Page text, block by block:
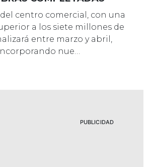
centro comercial, con una
a los siete millones de
entre marzo y abril,
nue…
PUBLICIDAD